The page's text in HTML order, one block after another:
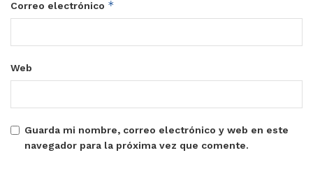
Correo electrónico *
Web
Guarda mi nombre, correo electrónico y web en este
navegador para la próxima vez que comente.